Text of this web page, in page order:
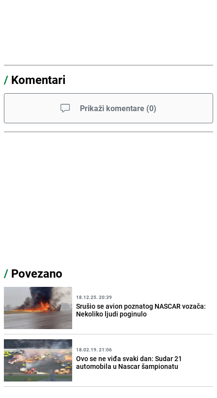
/ Komentari
Prikaži komentare (0)
/ Povezano
18.12.25. 20:39
Srušio se avion poznatog NASCAR vozača:
Nekoliko ljudi poginulo
18.02.19. 21:06
Ovo se ne viđa svaki dan: Sudar 21
automobila u Nascar šampionatu